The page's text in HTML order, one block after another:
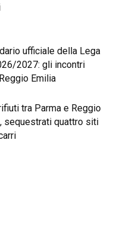
ufficiale della Lega
2027: gli incontri
Emilia
tra Parma e Reggio
sequestrati quattro siti